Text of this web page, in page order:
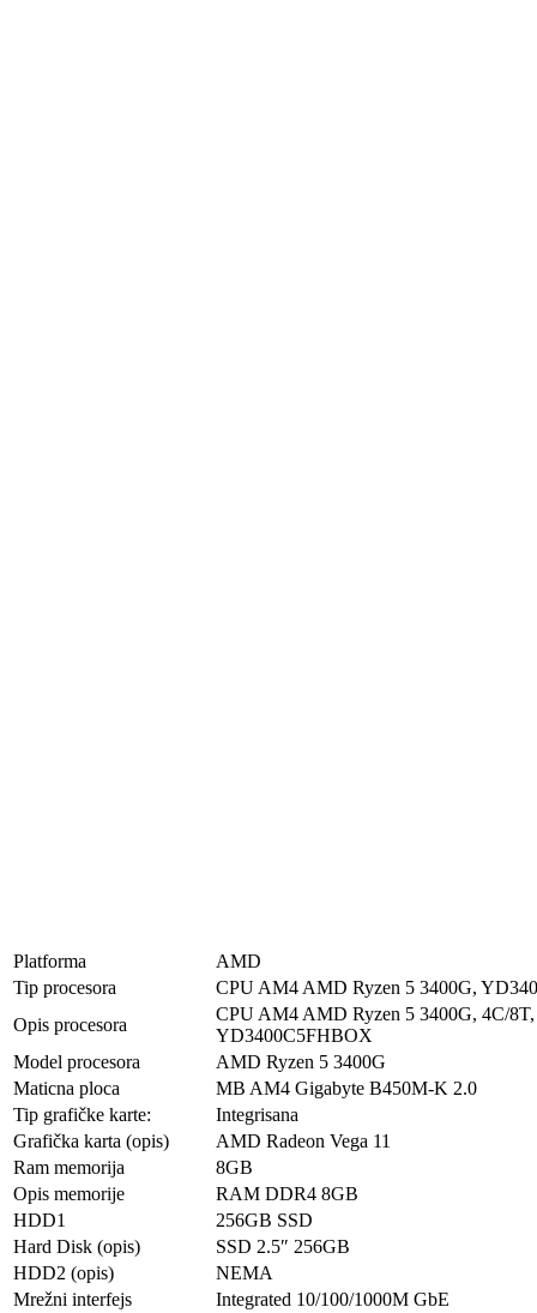
Platforma
AMD
Tip procesora
CPU AM4 AMD Ryzen 5 3400G,
Opis procesora
CPU AM4 AMD Ryzen 5 3400G, 4C/
YD3400C5FHBOX
Model procesora
AMD Ryzen 5 3400G
Maticna ploca
MB AM4 Gigabyte B450M-K 2.0
Tip grafičke karte:
Integrisana
Grafička karta (opis)
AMD Radeon Vega 11
Ram memorija
8GB
Opis memorije
RAM DDR4 8GB
HDD1
256GB SSD
Hard Disk (opis)
SSD 2.5″ 256GB
HDD2 (opis)
NEMA
Mrežni interfejs
Integrated 10/100/1000M GbE